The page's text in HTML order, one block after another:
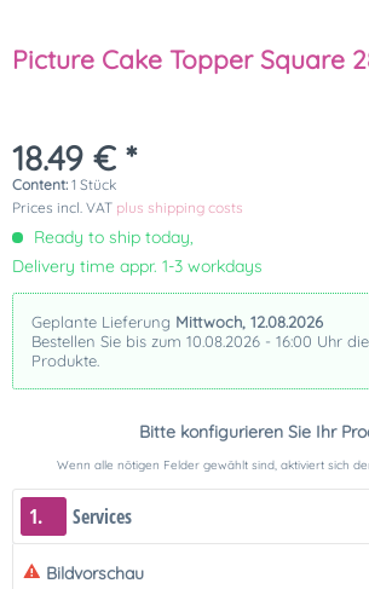
Picture Cake Topper Square
18.49 € *
Content: 1 Stück
Prices incl. VAT plus shipping costs
Ready to ship today,
Delivery time appr. 1-3 workdays
Geplante Lieferung Mittwoch, 12.08.2026
Bestellen Sie bis zum 10.08.2026 - 16:00 Uhr
Produkte.
Bitte konfigurieren Sie Ihr
Wenn alle nötigen Felder gewählt sind, aktiviert sich
1. Services
Bildvorschau